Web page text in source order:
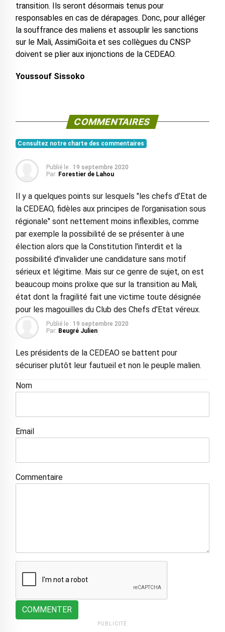
transition. Ils seront désormais tenus pour
responsables en cas de dérapages. Donc, pour alléger
la souffrance des maliens et assouplir les sanctions
sur le Mali, AssimiGoita et ses collègues du CNSP
doivent se plier aux injonctions de la CEDEAO.
Youssouf Sissoko
COMMENTAIRES
Consultez notre charte des commentaires
Publié le : 19 septembre 2020
Par: Forestier de Lahou
Il y a quelques points sur lesquels "les chefs d’Etat de
la CEDEAO, fidèles aux principes de l’organisation sous
régionale" sont nettement moins inflexibles, comme
par exemple la possibilité de se présenter à une
élection alors que la Constitution l'interdit et la
possibilité d'invalider une candidature sans motif
sérieux et légitime. Mais sur ce genre de sujet, on est
beaucoup moins prolixe que sur la transition au Mali,
état dont la fragilité fait une victime toute désignée
pour les magouilles du Club des Chefs d'Etat véreux.
Publié le : 19 septembre 2020
Par: Beugré Julien
Les présidents de la CEDEAO se battent pour
sécuriser plutôt leur fautueil et non le peuple malien.
Nom
Email
Commentaire
COMMENTER
PUBLICITÉ